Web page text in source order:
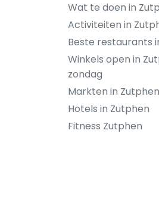
Wat te doen in
Activiteiten in
Beste restaurants
Winkels open in
zondag
Markten in Zutphen
Hotels in Zutphen
Fitness Zutphen